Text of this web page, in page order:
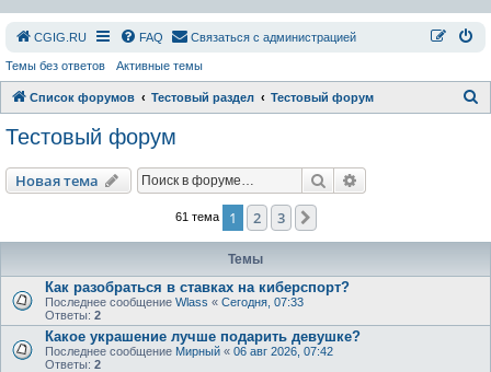
СGIG.RU FAQ Связаться с администрацией
Темы без ответов Активные темы
Список форумов Тестовый раздел Тестовый форум
Тестовый форум
Новая тема Поиск
61 тема 1 2 3
Темы
Как разобраться в ставках на киберспорт?
Последнее сообщение Wlass « Сегодня, 07:33
Ответы: 2
Какое украшение лучше подарить девушке?
Последнее сообщение Мирный « 06 авг 2026, 07:42
Ответы: 2